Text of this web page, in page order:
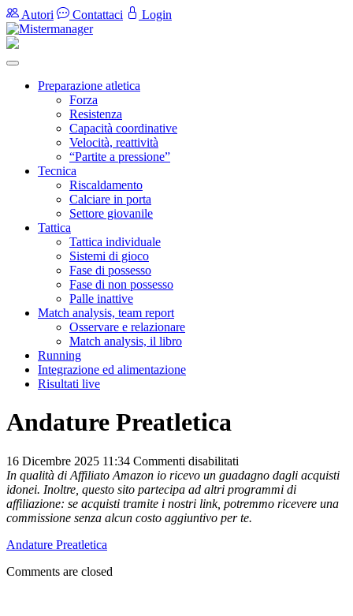
Autori Contattaci Login
Preparazione atletica
Forza
Resistenza
Capacità coordinative
Velocità, reattività
“Partite a pressione”
Tecnica
Riscaldamento
Calciare in porta
Settore giovanile
Tattica
Tattica individuale
Sistemi di gioco
Fase di possesso
Fase di non possesso
Palle inattive
Match analysis, team report
Osservare e relazionare
Match analysis, il libro
Running
Integrazione ed alimentazione
Risultati live
Andature Preatletica
16 Dicembre 2025 11:34 Commenti disabilitati
Andature
Preatletica
In qualità di Affiliato Amazon io ricevo un guadagno dagli acquisti
idonei. Inoltre, questo sito partecipa ad altri programmi di
affiliazione: se acquisti tramite i nostri link, potremmo ricevere una
commissione senza alcun costo aggiuntivo per te.
Andature Preatletica
Comments are closed